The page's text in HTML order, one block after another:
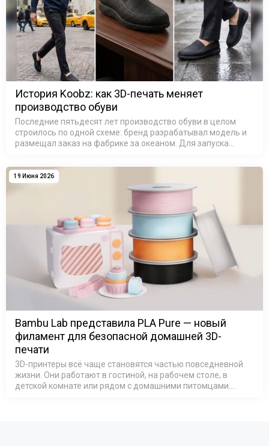
История Koobz: как 3D-печать меняет
производство обуви
Последние пятьдесят лет производство обуви в целом
строилось по одной схеме: бренд разрабатывал модель и
размещал заказ на фабрике за океаном. Для запуска
металлические формы, …
19 Июня 2026
Bambu Lab представила PLA Pure — новый
филамент для безопасной домашней 3D-
печати
3D-принтеры всё чаще становятся частью повседневной
жизни. Они работают в гостиной, на рабочем столе, в
детской комнате или рядом с домашними питомцами.